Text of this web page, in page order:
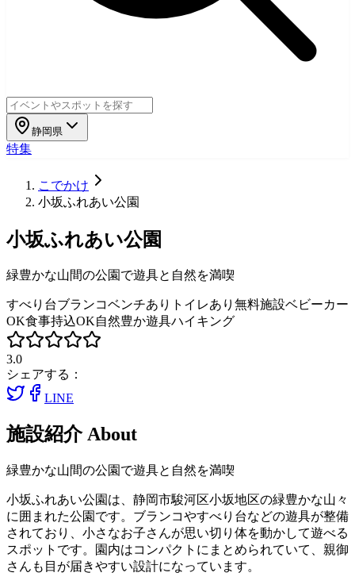
静岡県
特集
こでかけ
小坂ふれあい公園
小坂ふれあい公園
緑豊かな山間の公園で遊具と自然を満喫
すべり台ブランコベンチあり トイレあり 無料施設ベビーカー
OK食事持込OK自然豊か遊具ハイキング
3.0
シェアする：
LINE
施設紹介 About
緑豊かな山間の公園で遊具と自然を満喫
小坂ふれあい公園は、静岡市駿河区小坂地区の緑豊かな山々
に囲まれた公園です。ブランコやすべり台などの遊具が整備
されており、小さなお子さんが思い切り体を動かして遊べる
スポットです。園内はコンパクトにまとめられていて、親御
さんも目が届きやすい設計になっています。